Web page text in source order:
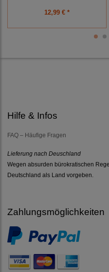
12,99 € *
Hilfe & Infos
FAQ – Häufige Fragen
Lieferung nach Deuschland
Wegen absurden bürokratischen
Deutschland als Land vorgeben.
Zahlungsmöglichkeiten